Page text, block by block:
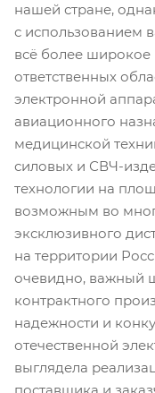
нашей стране,
с использованием
всё более
ответственных
электронной
авиационного
медицинской
силовых и СВЧ-
технологии на
возможным во
эксклюзивного
на территории
очевидно, важный
контрактного
надежности и
отечественной
выглядела